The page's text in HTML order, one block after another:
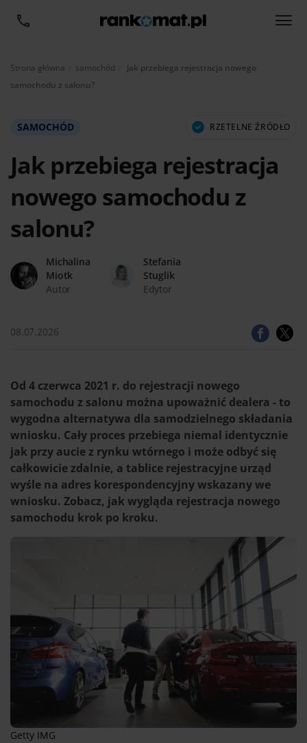
Strona główna samochód Aktualnie:
Jak przebiega rejestracja nowego
samochodu z salonu?
SAMOCHÓD RZETELNE ŹRÓDŁO
Jak przebiega rejestracja
nowego samochodu z
salonu?
Michalina
Miotk
Autor
Stefania
Stuglik
Edytor
08.07.2026
Od 4 czerwca 2021 r. do rejestracji nowego
samochodu z salonu można upoważnić dealera - to
wygodna alternatywa dla samodzielnego składania
wniosku. Cały proces przebiega niemal identycznie
jak przy aucie z rynku wtórnego i może odbyć się
całkowicie zdalnie, a tablice rejestracyjne urząd
wyśle na adres korespondencyjny wskazany we
wniosku. Zobacz, jak wygląda rejestracja nowego
samochodu krok po kroku.
Getty IMG